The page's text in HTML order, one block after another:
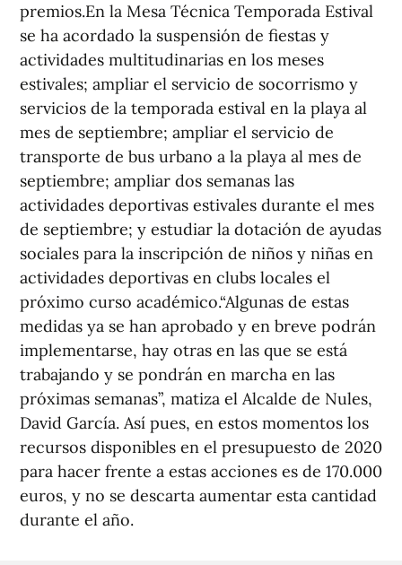
premios.En la Mesa Técnica Temporada Estival
se ha acordado la suspensión de fiestas y
actividades multitudinarias en los meses
estivales; ampliar el servicio de socorrismo y
servicios de la temporada estival en la playa al
mes de septiembre; ampliar el servicio de
transporte de bus urbano a la playa al mes de
septiembre; ampliar dos semanas las
actividades deportivas estivales durante el mes
de septiembre; y estudiar la dotación de ayudas
sociales para la inscripción de niños y niñas en
actividades deportivas en clubs locales el
próximo curso académico.“Algunas de estas
medidas ya se han aprobado y en breve podrán
implementarse, hay otras en las que se está
trabajando y se pondrán en marcha en las
próximas semanas”, matiza el Alcalde de Nules,
David García. Así pues, en estos momentos los
recursos disponibles en el presupuesto de 2020
para hacer frente a estas acciones es de 170.000
euros, y no se descarta aumentar esta cantidad
durante el año.